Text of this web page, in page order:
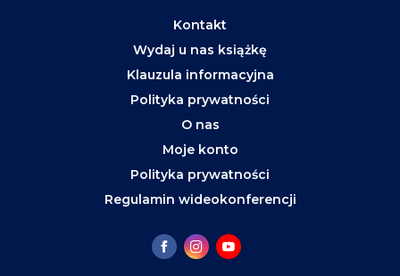
Kontakt
Wydaj u nas książkę
Klauzula informacyjna
Polityka prywatności
O nas
Moje konto
Polityka prywatności
Regulamin wideokonferencji